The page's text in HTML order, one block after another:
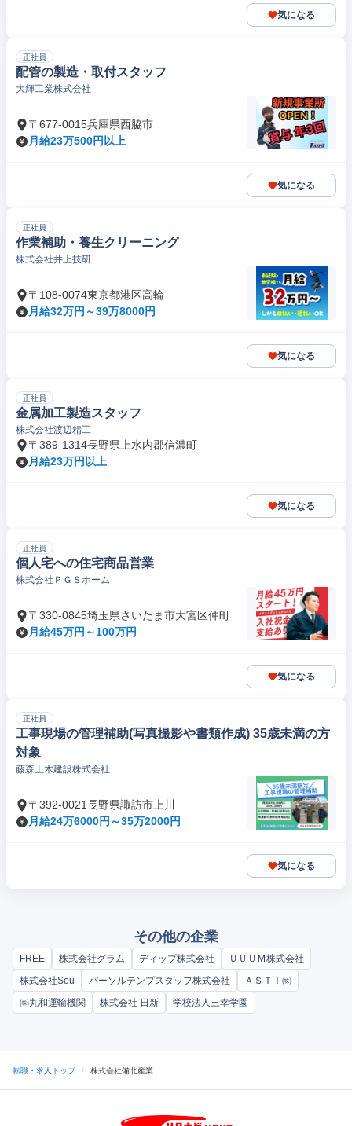
気になる
正社員
配管の製造・取付スタッフ
大輝工業株式会社
〒677-0015兵庫県西脇市
月給23万500円以上
気になる
正社員
作業補助・養生クリーニング
株式会社井上技研
〒108-0074東京都港区高輪
月給32万円～39万8000円
気になる
正社員
金属加工製造スタッフ
株式会社渡辺精工
〒389-1314長野県上水内郡信濃町
月給23万円以上
気になる
正社員
個人宅への住宅商品営業
株式会社ＰＧＳホーム
〒330-0845埼玉県さいたま市大宮区仲町
月給45万円～100万円
気になる
正社員
工事現場の管理補助(写真撮影や書類作成) 35歳未満の方
対象
藤森土木建設株式会社
〒392-0021長野県諏訪市上川
月給24万6000円～35万2000円
気になる
その他の企業
FREE 株式会社グラム ディップ株式会社
ＵＵＵＭ株式会社
株式会社Sou
パーソルテンプスタッフ株式会社
ＡＳＴＩ㈱
㈱丸和運輸機関
株式会社 日新 学校法人三幸学園
転職・求人トップ / 株式会社備北産業